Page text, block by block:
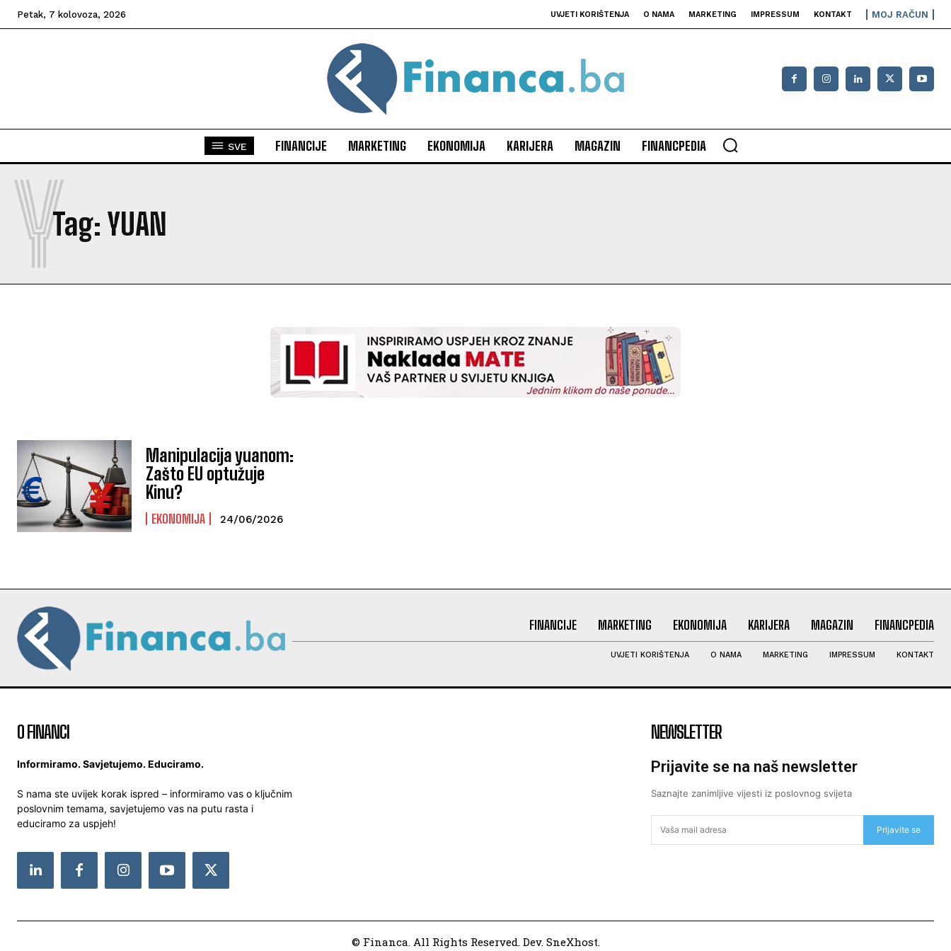
Petak, 7 kolovoza, 2026 UVJETI KORIŠTENJA O NAMA MARKETING IMPRESSUM KONTAKT MOJ RAČUN
SVE FINANCIJE MARKETING EKONOMIJA KARIJERA MAGAZIN FINANCPEDIA
Tag: YUAN
Y
Manipulacija yuanom:
Zašto EU optužuje
Kinu?
EKONOMIJA 24/06/2026
FINANCIJE MARKETING EKONOMIJA KARIJERA MAGAZIN FINANCPEDIA
UVJETI KORIŠTENJA O NAMA MARKETING IMPRESSUM KONTAKT
O FINANCI
Informiramo. Savjetujemo. Educiramo.
S nama ste uvijek korak ispred – informiramo vas o ključnim
poslovnim temama, savjetujemo vas na putu rasta i
educiramo za uspjeh!
NEWSLETTER
Prijavite se na naš newsletter
Saznajte zanimljive vijesti iz poslovnog svijeta
Prijavite se
© Financa. All Rights Reserved. Dev. SneXhost.